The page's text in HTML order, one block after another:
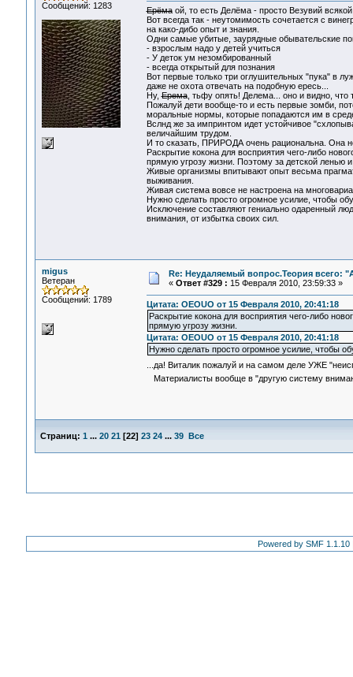
Сообщений: 1283
Ерёмаой, то есть Делёма - просто Везувий
Вот всегда так - неутомимость сочетается с
на како-дибо опыт и знания.
Одни самые убитые, заурядные обывательские
- взрослым надо у детей учиться
- У деток ум незомбированный
- всегда открытый для познания
Вот первые только три оглушительных "пука" в
даже не охота отвечать на подобную ересь...
Ну,Ерема, тьфу опять! Делема... оно и видно, что
Пожалуй дети вообще-то и есть первые зомби,
моральные нормы, которые попадаются им в
Вслнд же за импринтом идет устойчивое
величайшим трудом.
И то сказать, ПРИРОДА очень рациональна. Она
Раскрытие кокона для восприятия чего-либо
прямую угрозу жизни. Поэтому за детской ленью
Живые организмы впитывают опыт весьма
выживания.
Живая система вовсе не настроена на
Нужно сделать просто огромное усилие, чтобы
Исключение составляют гениально одаренный
внимания, от избытка своих сил.
migus
Ветеран
Сообщений: 1789
Re: Неудаляемый вопрос.Теория всего:
« Ответ #329 : 15 Февраля 2010, 23:59:33 »
Цитата: OEOUO от 15 Февраля 2010, 20:41:18
Раскрытие кокона для восприятия чего-либо
прямую угрозу жизни.
Цитата: OEOUO от 15 Февраля 2010, 20:41:18
Нужно сделать просто огромное усилие, чтобы
...да! Виталик пожалуй и на самом деле УЖЕ
Материалисты вообще в "другую систему
Страниц: 1 ... 20 21 [22] 23 24 ... 39 Все
Powered by SMF 1.1.10